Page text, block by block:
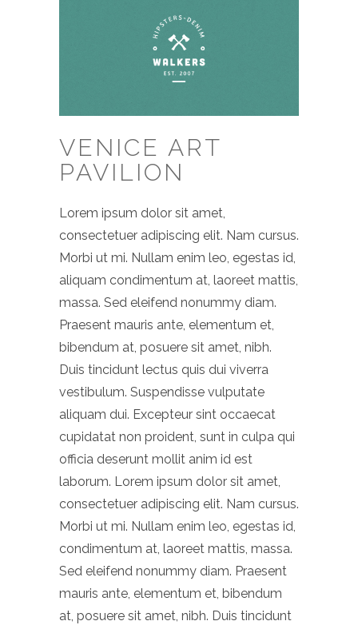
VENICE ART
PAVILION
Lorem ipsum dolor sit amet,
consectetuer adipiscing elit. Nam cursus.
Morbi ut mi. Nullam enim leo, egestas id,
aliquam condimentum at, laoreet mattis,
massa. Sed eleifend nonummy diam.
Praesent mauris ante, elementum et,
bibendum at, posuere sit amet, nibh.
Duis tincidunt lectus quis dui viverra
vestibulum. Suspendisse vulputate
aliquam dui. Excepteur sint occaecat
cupidatat non proident, sunt in culpa qui
officia deserunt mollit anim id est
laborum. Lorem ipsum dolor sit amet,
consectetuer adipiscing elit. Nam cursus.
Morbi ut mi. Nullam enim leo, egestas id,
condimentum at, laoreet mattis, massa.
Sed eleifend nonummy diam. Praesent
mauris ante, elementum et, bibendum
at, posuere sit amet, nibh. Duis tincidunt